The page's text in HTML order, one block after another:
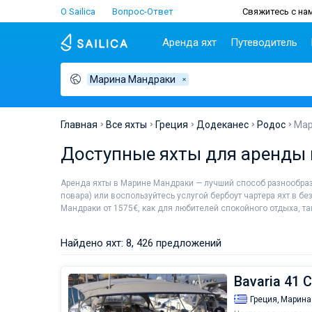
О Sailica Вопрос-Ответ Свяжитесь с
Аренда яхт
Популярные
страны
Греция
Италия
Испания
Франция
Британские Виргинские
острова
Багамы
Путеводитель
Хорватия
Дубровник
Сплит
Волос
Лаврион
Чартер
Марина Мандраки
Главная Все яхты Греция Додеканес Родос
Доступные яхты для
Аренда яхты в Марине Мандраки — лучший способ
повара) или воспользуйтесь услугой бербоут чартера яхт в
Мандраки от 1575€, как для любителей спокойного отдыха,
Найдено яхт: 8, 426 предложений
Bavaria 41
Греция,